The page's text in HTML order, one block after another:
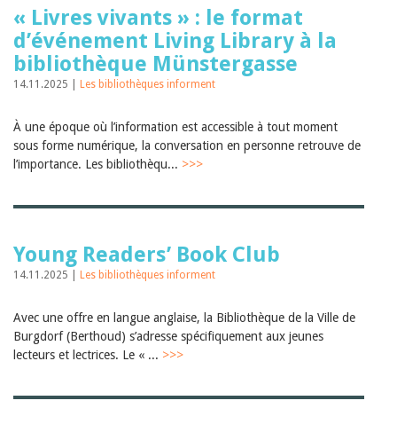
Markus Keel
Blaise Humbert-Droz
Sarah Jenni
Gabriela Hammel
Brigitte Burri
Tous les auteurs
Archives
Juillet 2026
Juin 2026
Mars 2026
Novembre 2025
Juin 2025
Mars 2025
Janvier 2025
2023
2022
2020
« Livres vivants » : le format
d’événement Living Library à la
bibliothèque Münstergasse
14.11.2025 | Les bibliothèques informent
À une époque où l’information est accessible à tout moment
sous forme numérique, la conversation en personne retrouve de
l’importance. Les bibliothèqu... >>>
Young Readers’ Book Club
14.11.2025 | Les bibliothèques informent
Avec une offre en langue anglaise, la Bibliothèque de la Ville de
Burgdorf (Berthoud) s’adresse spécifiquement aux jeunes
lecteurs et lectrices. Le « ... >>>